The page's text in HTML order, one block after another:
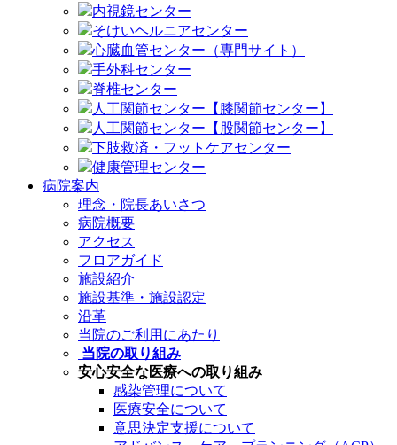
内視鏡センター
そけいヘルニアセンター
心臓血管センター（専門サイト）
手外科センター
脊椎センター
人工関節センター【膝関節センター】
人工関節センター【股関節センター】
下肢救済・フットケアセンター
健康管理センター
病院案内
理念・院長あいさつ
病院概要
アクセス
フロアガイド
施設紹介
施設基準・施設認定
沿革
当院のご利用にあたり
当院の取り組み
安心安全な医療への取り組み
感染管理について
医療安全について
意思決定支援について